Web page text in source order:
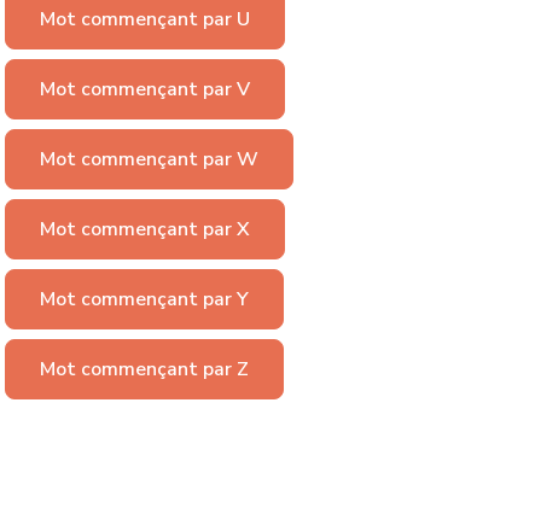
Mot commençant par U
Mot commençant par V
Mot commençant par W
Mot commençant par X
Mot commençant par Y
Mot commençant par Z